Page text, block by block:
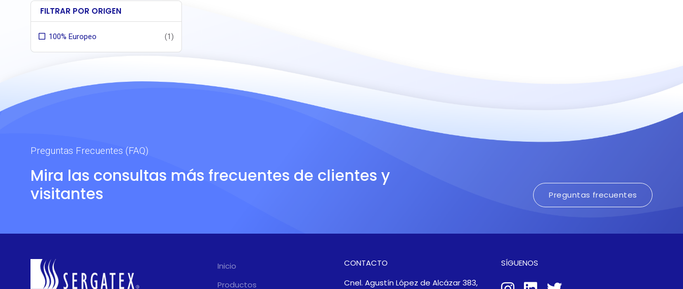
FILTRAR POR ORIGEN
100% Europeo (1)
Preguntas Frecuentes (FAQ)
Mira las consultas más frecuentes de clientes y
visitantes
Preguntas frecuentes
Inicio
Productos
CONTACTO
Cnel. Agustín López de Alcázar 383,
SÍGUENOS